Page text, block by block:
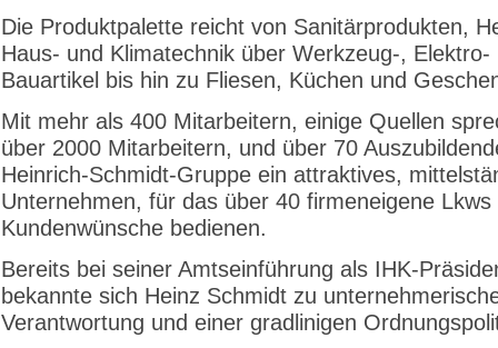
Die Produktpalette reicht von Sanitärprodukten,
Haus- und Klimatechnik über Werkzeug-, Elektro-
Bauartikel bis hin zu Fliesen, Küchen und
Mit mehr als 400 Mitarbeitern, einige Quellen
über 2000 Mitarbeitern, und über 70
Heinrich-Schmidt-Gruppe ein attraktives,
Unternehmen, für das über 40 firmeneigene Lkws
Kundenwünsche bedienen.
Bereits bei seiner Amtseinführung als IHK-
bekannte sich Heinz Schmidt zu
Verantwortung und einer gradlinigen